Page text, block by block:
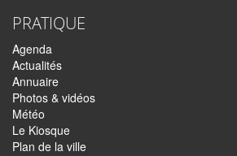
PRATIQUE
Agenda
Actualités
Annuaire
Photos & vidéos
Météo
Le Kiosque
Plan de la ville